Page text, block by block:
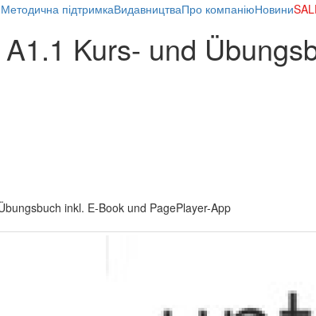
Методична підтримкаВидавництваПро компаніюНовини
Kurs- und
inkl. E-Book und PagePlayer-App